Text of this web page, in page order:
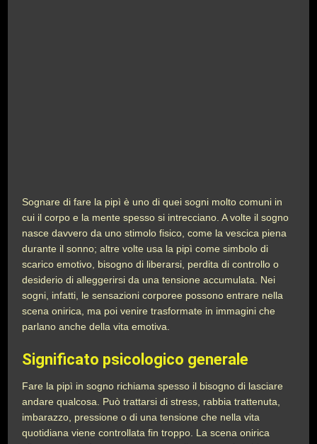
Sognare di fare la pipì è uno di quei sogni molto comuni in
cui il corpo e la mente spesso si intrecciano. A volte il sogno
nasce davvero da uno stimolo fisico, come la vescica piena
durante il sonno; altre volte usa la pipì come simbolo di
scarico emotivo, bisogno di liberarsi, perdita di controllo o
desiderio di alleggerirsi da una tensione accumulata. Nei
sogni, infatti, le sensazioni corporee possono entrare nella
scena onirica, ma poi venire trasformate in immagini che
parlano anche della vita emotiva.
Significato psicologico generale
Fare la pipì in sogno richiama spesso il bisogno di lasciare
andare qualcosa. Può trattarsi di stress, rabbia trattenuta,
imbarazzo, pressione o di una tensione che nella vita
quotidiana viene controllata fin troppo. La scena onirica